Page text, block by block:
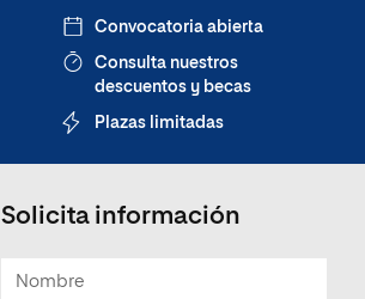
Convocatoria abierta
Consulta nuestros
descuentos y becas
Plazas limitadas
Solicita información